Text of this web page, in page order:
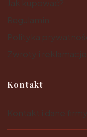
Kontakt